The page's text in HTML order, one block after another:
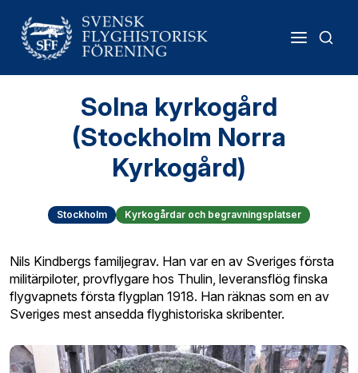
Solna kyrkogård
(Stockholm Norra
Kyrkogård)
Stockholm Kyrkogårdar och begravningsplatser
Nils Kindbergs familjegrav. Han var en av Sveriges första
militärpiloter, provflygare hos Thulin, leveransflög finska
flygvapnets första flygplan 1918. Han räknas som en av
Sveriges mest ansedda flyghistoriska skribenter.